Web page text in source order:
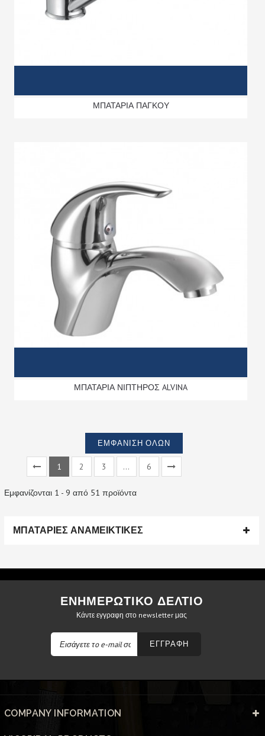
ΜΠΑΤΑΡΙΑ ΠΑΓΚΟΥ
ΜΠΑΤΑΡΙΑ ΝΙΠΤΗΡΟΣ ALVINA
ΕΜΦΆΝΙΣΗ ΌΛΩΝ
1 2 3 ... 6
Εμφανίζονται 1 - 9 από 51 προϊόντα
ΜΠΑΤΑΡΙΕΣ ΑΝΑΜΕΙΚΤΙΚΕΣ
ΕΝΗΜΕΡΩΤΙΚΟ ΔΕΛΤΙΟ
Κάντε εγγραφη στο newsletter μας
ΕΓΓΡΑΦΗ
COMPANY INFORMATION